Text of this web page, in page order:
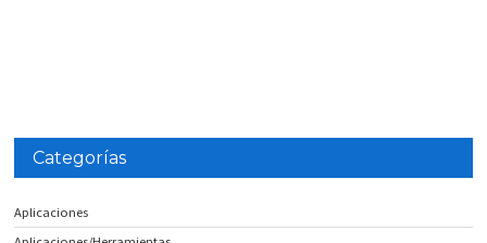
Categorías
Aplicaciones